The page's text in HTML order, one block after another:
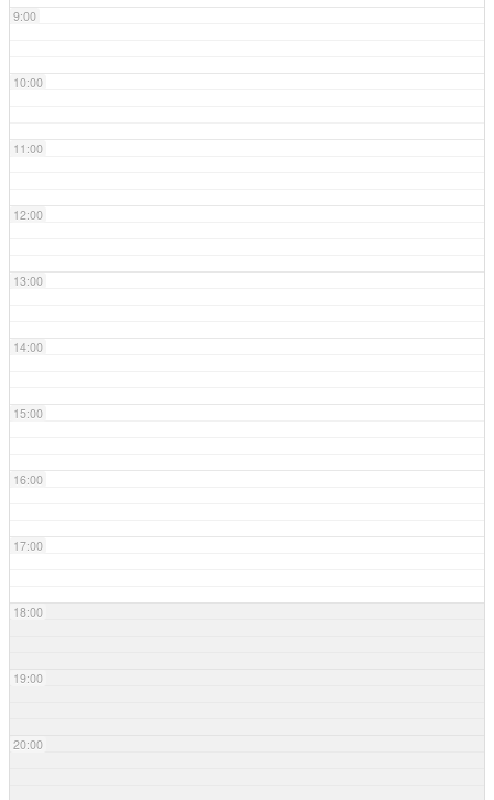
9:00
10:00
11:00
12:00
13:00
14:00
15:00
16:00
17:00
18:00
19:00
20:00